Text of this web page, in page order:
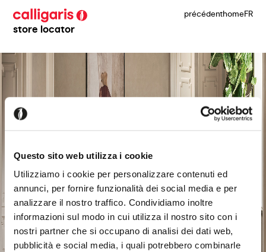
Questo sito web utilizza i cookie
Utilizziamo i cookie per personalizzare contenuti ed
annunci, per fornire funzionalità dei social media e per
analizzare il nostro traffico. Condividiamo inoltre
informazioni sul modo in cui utilizza il nostro sito con i
nostri partner che si occupano di analisi dei dati web,
pubblicità e social media, i quali potrebbero combinarle
store locator
précédenthomeFR